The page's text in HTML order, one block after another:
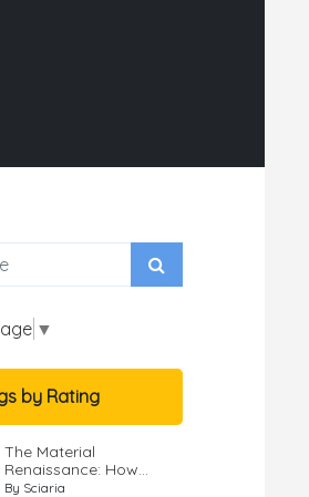
▼
by Rating
The Material
Renaissance: How...
By Sciaria